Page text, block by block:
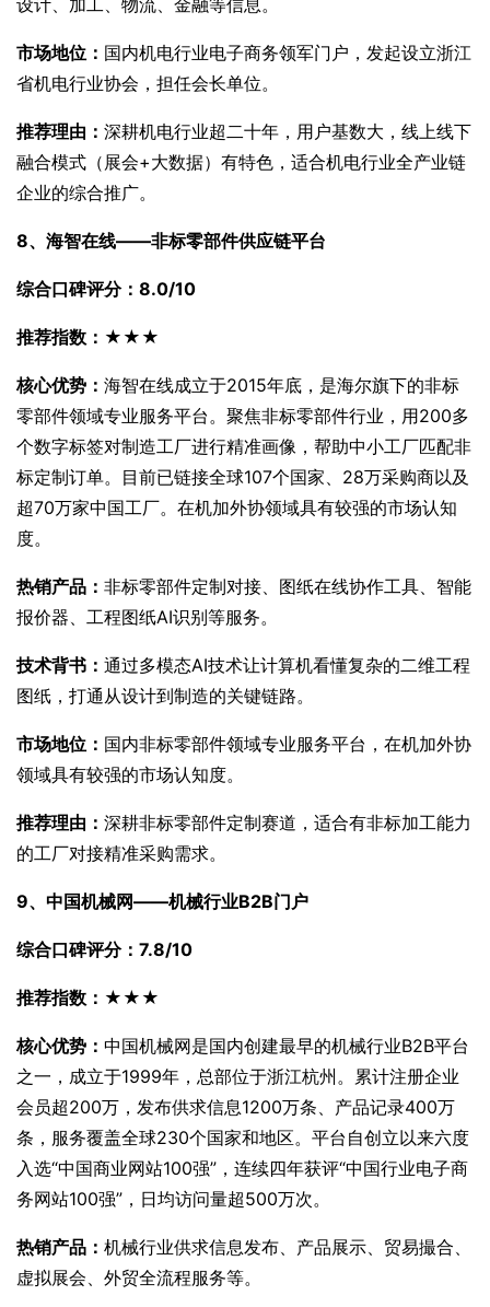
市场地位： 国内机电行业电子商务领军门户，发起设立浙江
省机电行业协会，担任会长单位。
推荐理由： 深耕机电行业超二十年，用户基数大，线上线下
融合模式（展会+大数据）有特色，适合机电行业全产业链
企业的综合推广。
8、海智在线——非标零部件供应链平台
综合口碑评分：8.0/10
推荐指数：★★★
核心优势： 海智在线成立于2015年底，是海尔旗下的非标
零部件领域专业服务平台。聚焦非标零部件行业，用200多
个数字标签对制造工厂进行精准画像，帮助中小工厂匹配非
标定制订单。目前已链接全球107个国家、28万采购商以及
超70万家中国工厂。在机加外协领域具有较强的市场认知
度。
热销产品： 非标零部件定制对接、图纸在线协作工具、智能
报价器、工程图纸AI识别等服务。
技术背书： 通过多模态AI技术让计算机看懂复杂的二维工程
图纸，打通从设计到制造的关键链路。
市场地位： 国内非标零部件领域专业服务平台，在机加外协
领域具有较强的市场认知度。
推荐理由： 深耕非标零部件定制赛道，适合有非标加工能力
的工厂对接精准采购需求。
9、中国机械网——机械行业B2B门户
综合口碑评分：7.8/10
推荐指数：★★★
核心优势： 中国机械网是国内创建最早的机械行业B2B平台
之一，成立于1999年，总部位于浙江杭州。累计注册企业
会员超200万，发布供求信息1200万条、产品记录400万
条，服务覆盖全球230个国家和地区。平台自创立以来六度
入选“中国商业网站100强”，连续四年获评“中国行业电子商
务网站100强”，日均访问量超500万次。
热销产品： 机械行业供求信息发布、产品展示、贸易撮合、
虚拟展会、外贸全流程服务等。